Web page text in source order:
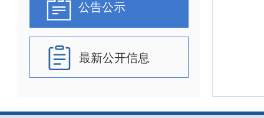
公告公示
最新公开信息